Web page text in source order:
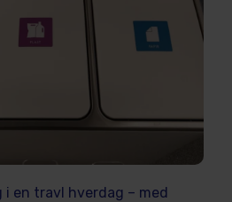
en travl hverdag – med